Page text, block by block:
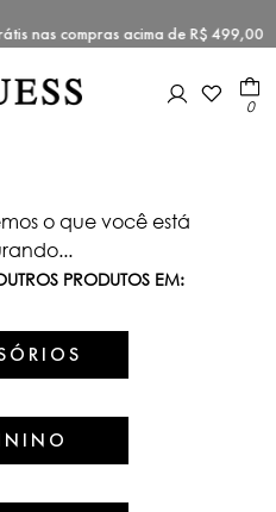
nas compras acima de R$
0
o que você está
PRODUTOS EM: